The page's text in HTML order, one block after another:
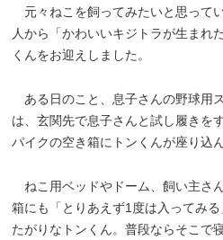
元々ねこを飼ってみたいと思って
人から「かわいいキジトラが生まれ
くんをお迎えしました。
ある日のこと、息子さんの野球用
は、玄関先で息子さんと試し履きを
パイクの空き箱にトンくんが座り込
ねこ用ベッドやドーム、飼い主さ
箱にも「とりあえず1度は入ってみ
たがりなトンくん。普段ならそこで